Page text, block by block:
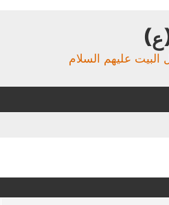
البيت عليهم السلام